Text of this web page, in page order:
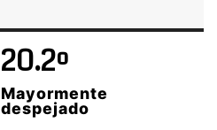
20.2º
Mayormente
despejado